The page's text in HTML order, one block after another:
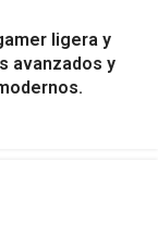
ligera y
avanzados y